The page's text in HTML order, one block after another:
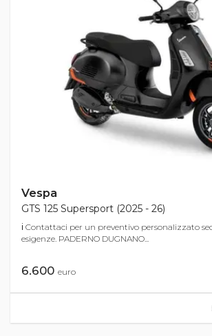
Vespa
GTS 125 Supersport (2025 - 26)
ℹ Contattaci per un preventivo personalizzato
esigenze. PADERNO DUGNANO...
6.600 euro